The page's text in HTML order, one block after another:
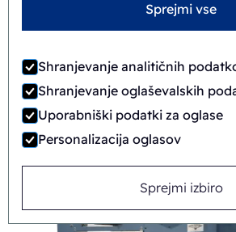
Sprejmi vse
Shranjevanje analitičnih
Shranjevanje oglaševalskih
Uporabniški podatki za oglase
Personalizacija oglasov
Sprejmi izbiro
FAB8-1418-3-CS
Samodejno Rotary